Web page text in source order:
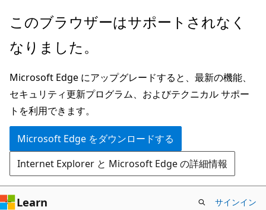
メ
ン
ン
テ
ン
ツ
に
ス
キ
ッ
このブラウザーはサポートされなく
なりました。
Microsoft Edge にアップグレードすると、最新の機能、
セキュリティ更新プログラム、およびテクニカル サポー
トを利用できます。
Microsoft Edge をダウンロードする
Internet Explorer と Microsoft Edge の詳細情報
Learn サインイン